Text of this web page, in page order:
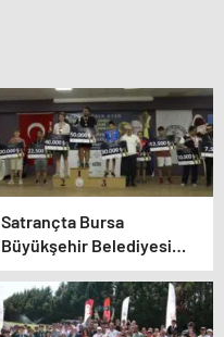
Satrançta Bursa
Büyükşehir Belediyesi
Farkı